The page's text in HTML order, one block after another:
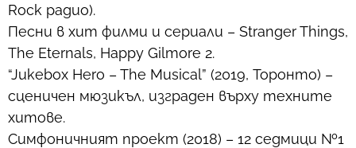
Rock радио).
Песни в хит филми и сериали – Stranger Things,
The Eternals, Happy Gilmore 2.
“Jukebox Hero – The Musical” (2019, Торонто) –
сценичен мюзикъл, изграден върху техните
хитове.
Симфоничният проект (2018) – 12 седмици №1